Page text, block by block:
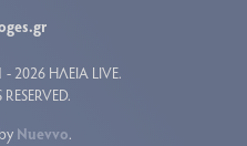
2026 ΗΛΕΙΑ LIVE.
Nuevvo.